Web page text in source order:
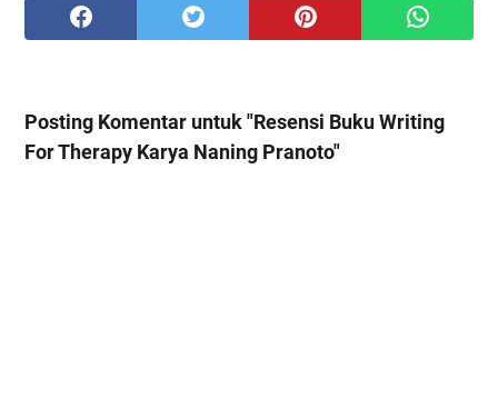
Posting Komentar untuk "Resensi Buku Writing
For Therapy Karya Naning Pranoto"